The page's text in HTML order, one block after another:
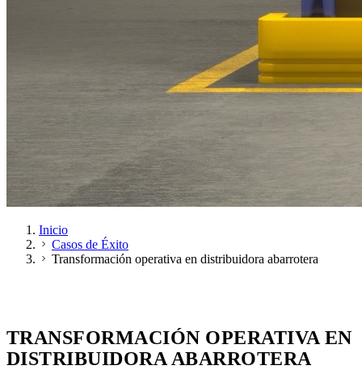
Inicio
Casos de Éxito
Transformación operativa en distribuidora abarrotera
TRANSFORMACIÓN OPERATIVA EN
DISTRIBUIDORA ABARROTERA